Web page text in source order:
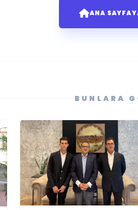
ANA
BUNLARA